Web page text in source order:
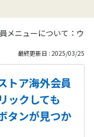
メニューについて：ウ
最終更新日 : 2025/03/25
トア海外会員
ックしても
タンが見つか